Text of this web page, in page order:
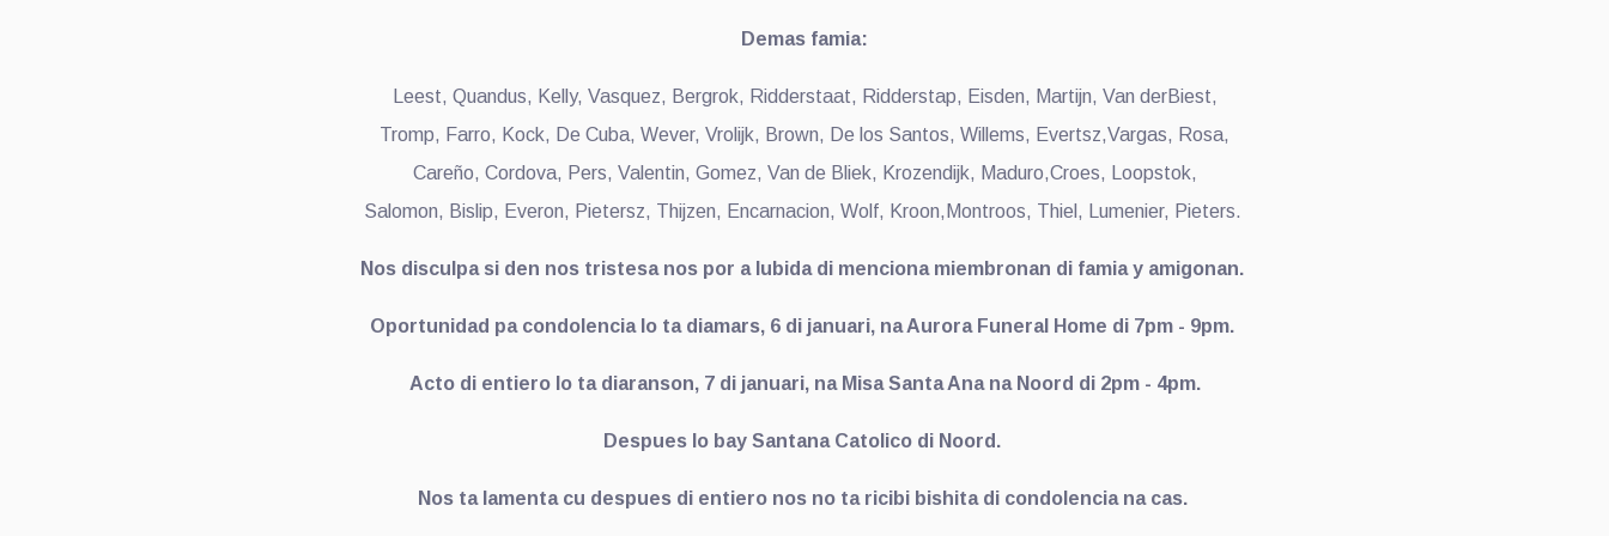
Demas famia:
Leest, Quandus, Kelly, Vasquez, Bergrok, Ridderstaat, Ridderstap, Eisden, Martijn, Van derBiest,
Tromp, Farro, Kock, De Cuba, Wever, Vrolijk, Brown, De los Santos, Willems, Evertsz,Vargas, Rosa,
Careño, Cordova, Pers, Valentin, Gomez, Van de Bliek, Krozendijk, Maduro,Croes, Loopstok,
Salomon, Bislip, Everon, Pietersz, Thijzen, Encarnacion, Wolf, Kroon,Montroos, Thiel, Lumenier, Pieters.
Nos disculpa si den nos tristesa nos por a lubida di menciona miembronan di famia y amigonan.
Oportunidad pa condolencia lo ta diamars, 6 di januari, na Aurora Funeral Home di 7pm - 9pm.
Acto di entiero lo ta diaranson, 7 di januari, na Misa Santa Ana na Noord di 2pm - 4pm.
Despues lo bay Santana Catolico di Noord.
Nos ta lamenta cu despues di entiero nos no ta ricibi bishita di condolencia na cas.